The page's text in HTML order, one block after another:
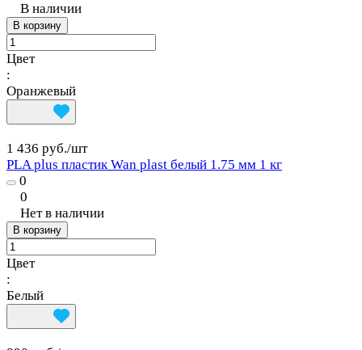
В наличии
В корзину
Цвет
:
Оранжевый
1 436 руб./шт
PLA plus пластик Wan plast белый 1.75 мм 1 кг
0
0
Нет в наличии
В корзину
Цвет
:
Белый